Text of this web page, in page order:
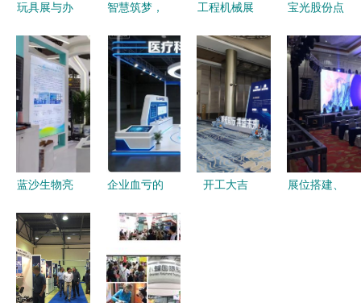
玩具展与办
赢策略 展
位装修搭建
的全流程指
南
智慧筑梦，
2014第十
四届浙江国
际智能楼宇
与安防展览
会暨杭州国
际社学会展
顾
工程机械展
宣传物料全
攻略 如何
巧用办公用
品提升品牌
印象？
宝光股份点
诺威工业博
览会 精诚
会展服务打
造智能制造
新名片
蓝沙生物亮
界大健康博
览会 基因
检测与护理
企业血亏的
这3个展览
设计搭建雷
区，你踩了
开工大吉
展位搭建、